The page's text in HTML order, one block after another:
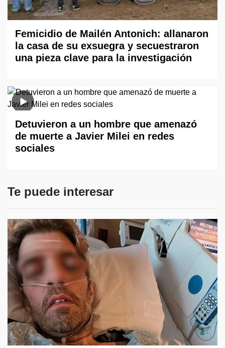
Femicidio de Mailén Antonich: allanaron
la casa de su exsuegra y secuestraron
una pieza clave para la investigación
Detuvieron a un hombre que amenazó
de muerte a Javier Milei en redes
sociales
Te puede interesar